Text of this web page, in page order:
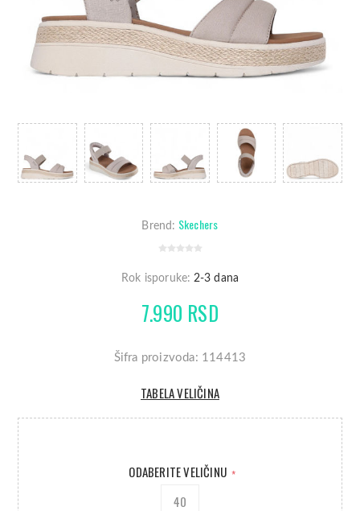
Brend: Skechers
Rok isporuke: 2-3 dana
7.990 RSD
Šifra proizvoda: 114413
TABELA VELIČINA
ODABERITE VELIČINU *
40